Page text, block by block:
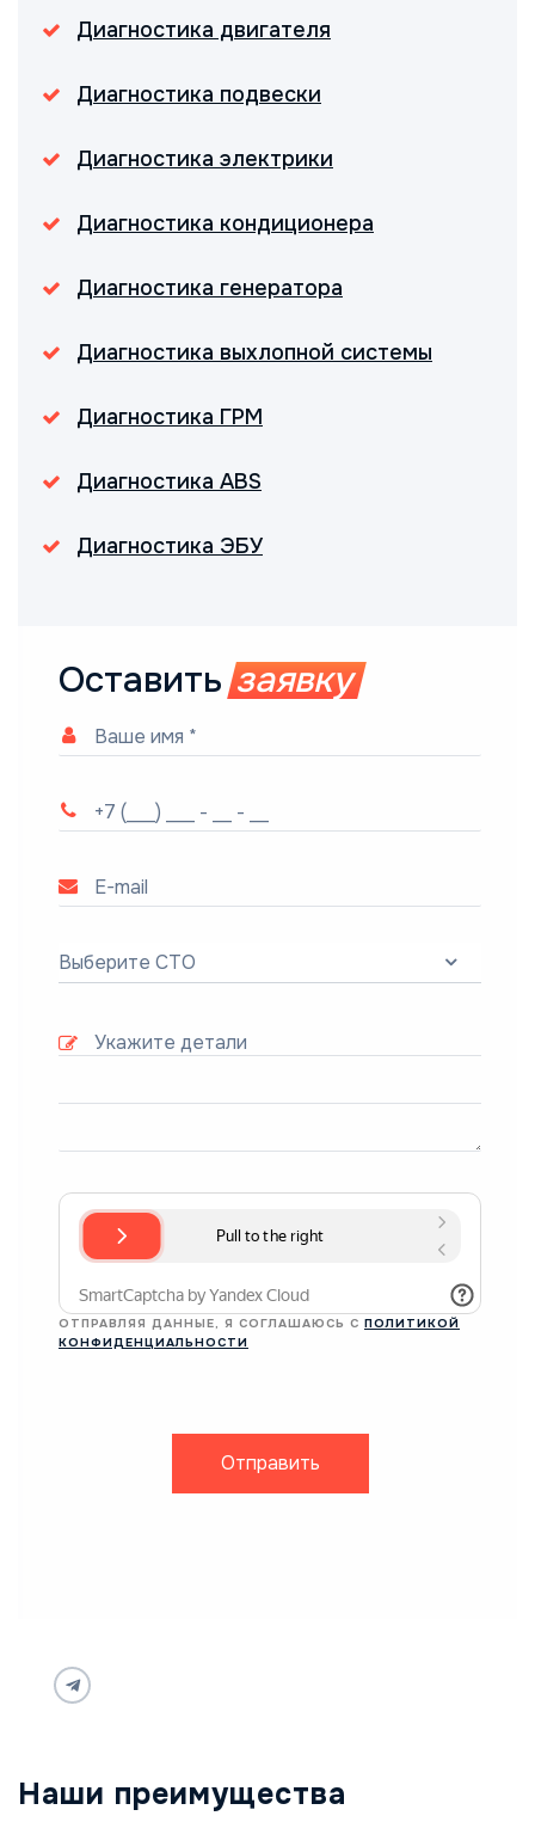
Диагностика двигателя
Диагностика подвески
Диагностика электрики
Диагностика кондиционера
Диагностика генератора
Диагностика выхлопной системы
Диагностика ГРМ
Диагностика ABS
Диагностика ЭБУ
Оставить заявку
Выберите СТО
ОТПРАВЛЯЯ ДАННЫЕ, Я СОГЛАШАЮСЬ С ПОЛИТИКОЙ
КОНФИДЕНЦИАЛЬНОСТИ
Отправить
Наши преимущества